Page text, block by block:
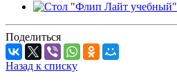
Поделиться
Назад к списку